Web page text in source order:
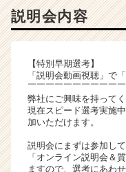
ス
カ
ト
が
届
く
活
サ
説明会内容
【特別早期選考】
「説明会動画視聴」で
￣￣￣￣￣￣￣￣￣￣
弊社にご興味を持って
現在スピード選考実施
加いただけます。
説明会にまずは参加し
「オンライン説明会＆
ますので、選考にあわ